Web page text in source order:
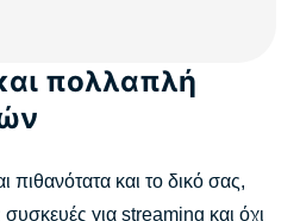
πολλαπλή
πιθανότατα και το δικό σας,
για streaming και όχι